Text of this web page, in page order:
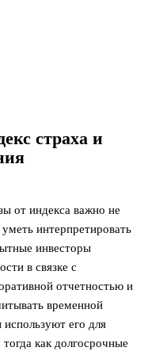
страха и
от индекса важно не
интерпретировать
инвесторы
в связке с
отчетностью и
временной
его для
как долгосрочные